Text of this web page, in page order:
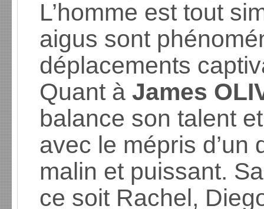
L’homme est tout
aigus sont
déplacements
Quant àJames
balance son talent
avec le mépris d’un
malin et puissant.
ce soit Rachel,